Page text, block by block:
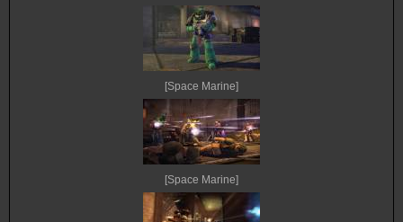
[Space Marine]
[Space Marine]